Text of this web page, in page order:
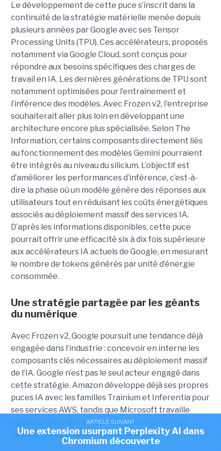
Le développement de cette puce s’inscrit dans la
continuité de la stratégie matérielle menée depuis
plusieurs années par Google avec ses Tensor
Processing Units (TPU). Ces accélérateurs, proposés
notamment via Google Cloud, sont conçus pour
répondre aux besoins spécifiques des charges de
travail en IA. Les dernières générations de TPU sont
notamment optimisées pour l’entraînement et
l’inférence des modèles. Avec Frozen v2, l'entreprise
souhaiterait aller plus loin en développant une
architecture encore plus spécialisée. Selon The
Information, certains composants directement liés
au fonctionnement des modèles Gemini pourraient
être intégrés au niveau du silicium. L’objectif est
d’améliorer les performances d’inférence, c’est-à-
dire la phase où un modèle génère des réponses aux
utilisateurs tout en réduisant les coûts énergétiques
associés au déploiement massif des services IA.
D’après les informations disponibles, cette puce
pourrait offrir une efficacité six à dix fois supérieure
aux accélérateurs IA actuels de Google, en mesurant
le nombre de tokens générés par unité d’énergie
consommée.
Une stratégie partagée par les géants
du numérique
Avec Frozen v2, Google poursuit une tendance déjà
engagée dans l’industrie : concevoir en interne les
composants clés nécessaires au déploiement massif
de l’IA. Google n’est pas le seul acteur engagé dans
cette stratégie. Amazon développe déjà ses propres
puces IA avec les familles Trainium et Inferentia pour
ses services AWS, tandis que Microsoft travaille
également sur des accélérateurs propriétaires
destinés à ses charges de travail en IA.
ARTICLE SUIVANT
Une extension usurpant Perplexity AI dans
Chromium découverte